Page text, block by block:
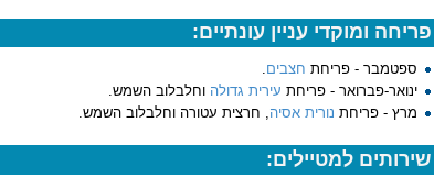
פריחה ומוקדי עניין עונתיים:
ספטמבר - פריחת חצבים
ינואר-פברואר - פריחת עירית גדולה וחלבלוב השמש.
מרץ - פריחת נורית אסיה, חרצית עטורה וחלבלוב השמש.
שירותים למטיילים: